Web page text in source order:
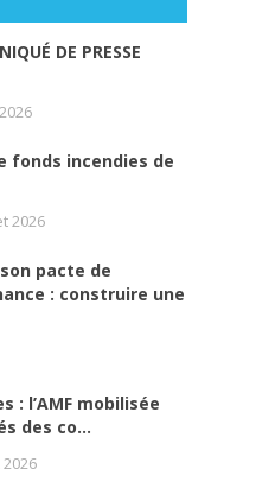
DE PRESSE
fonds incendies de
2026
pacte de
: construire une
: l’AMF mobilisée
des co...